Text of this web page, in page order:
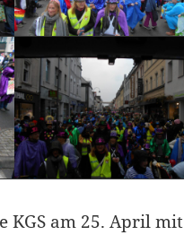
KGS am 25. April